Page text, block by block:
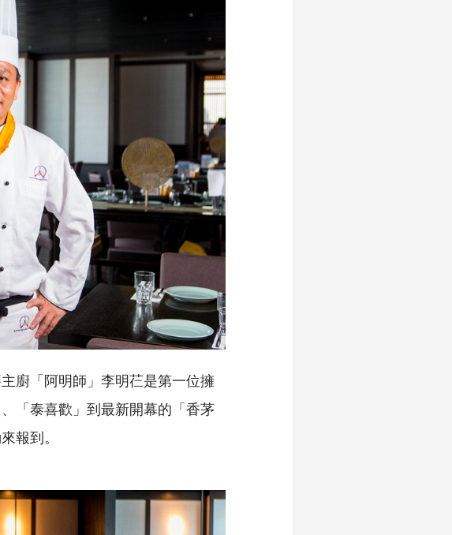
廚「阿明師」李明芢是第一位擁
「泰喜歡」到最新開幕的「香茅
報到。